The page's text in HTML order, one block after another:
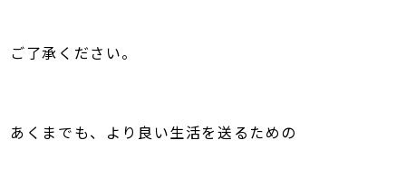
ご了承ください。
あくまでも、より良い生活を送るための